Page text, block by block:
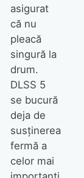
asigurat
că nu
pleacă
singură la
drum.
DLSS 5
se bucură
deja de
susținerea
fermă a
celor mai